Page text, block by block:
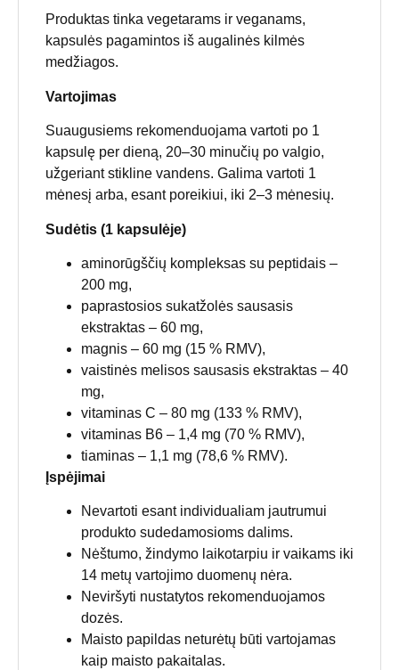
Produktas tinka vegetarams ir veganams,
kapsulės pagamintos iš augalinės kilmės
medžiagos.
Vartojimas
Suaugusiems rekomenduojama vartoti po 1
kapsulę per dieną, 20–30 minučių po valgio,
užgeriant stikline vandens. Galima vartoti 1
mėnesį arba, esant poreikiui, iki 2–3 mėnesių.
Sudėtis (1 kapsulėje)
aminorūgščių kompleksas su peptidais –
200 mg,
paprastosios sukatžolės sausasis
ekstraktas – 60 mg,
magnis – 60 mg (15 % RMV),
vaistinės melisos sausasis ekstraktas – 40
mg,
vitaminas C – 80 mg (133 % RMV),
vitaminas B6 – 1,4 mg (70 % RMV),
tiaminas – 1,1 mg (78,6 % RMV).
Įspėjimai
Nevartoti esant individualiam jautrumui
produkto sudedamosioms dalims.
Nėštumo, žindymo laikotarpiu ir vaikams iki
14 metų vartojimo duomenų nėra.
Neviršyti nustatytos rekomenduojamos
dozės.
Maisto papildas neturėtų būti vartojamas
kaip maisto pakaitalas.